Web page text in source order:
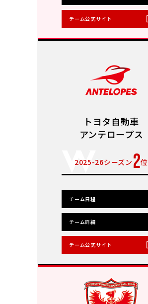
チーム公式サイト
トヨタ自動車
アンテロープス
2025-26シーズン 2位
チーム日程
チーム詳細
チーム公式サイト